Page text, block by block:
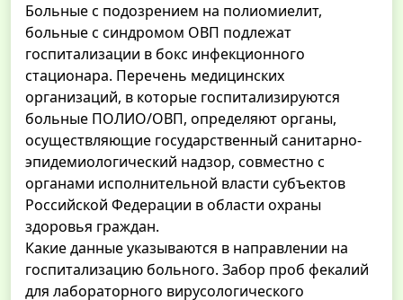
Больные с подозрением на полиомиелит,
больные с синдромом ОВП подлежат
госпитализации в бокс инфекционного
стационара. Перечень медицинских
организаций, в которые госпитализируются
больные ПОЛИО/ОВП, определяют органы,
осуществляющие государственный санитарно-
эпидемиологический надзор, совместно с
органами исполнительной власти субъектов
Российской Федерации в области охраны
здоровья граждан.
Какие данные указываются в направлении на
госпитализацию больного. Забор проб фекалий
для лабораторного вирусологического